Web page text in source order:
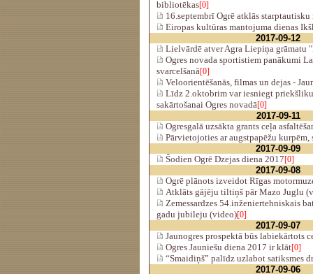
bibliotēkas[0]
16.septembrī Ogrē atklās
Eiropas kultūras mantojuma dienas
2017-09-12
Lielvārdē atver Agra Liepiņa grāmatu
Ogres novada sportistiem panākumi
svarcelšanā[0]
Veloorientēšanās, filmas un dejas -
Līdz 2.oktobrim var iesniegt
sakārtošanai Ogres novadā[0]
2017-09-11
Ogresgalā uzsākta grants ceļa
Pārvietojoties ar augstpapēžu
2017-09-09
Šodien Ogrē Dzejas diena 2017[0]
2017-09-08
Ogrē plānots izveidot Rīgas
Atklāts gājēju tiltiņš pār Mazo Juglu
Zemessardzes 54.inženiertehniskais
gadu jubileju (video)[0]
2017-09-07
Jaunogres prospektā būs labiekārtots
Ogres Jauniešu diena 2017 ir klāt[0]
“Smaidiņš” palīdz uzlabot satiksmes
2017-09-06